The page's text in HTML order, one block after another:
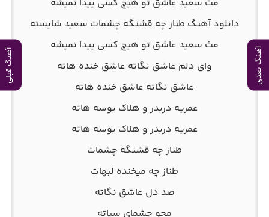
آهنگ بعدی آهنگ قبلی
مث سعید عاشق تو هیچ کسی پیدا نمیشه
دانلود آهنگ طناز چه قشنگه چشمات سعید شایسته
مث سعید عاشق تو هیچ کسی پیدا نمیشه
وای دلم عاشق نگاته عاشق خنده هاته
عاشق نگاته عاشق خنده هاته
عمریه دربدر و هلاک بوسه هاته
عمریه دربدر و هلاک بوسه هاته
طناز چه قشنگه چشمات
طناز چه میخنده لبهات
صد دل عاشق نگاته
محو چشمای سیاته